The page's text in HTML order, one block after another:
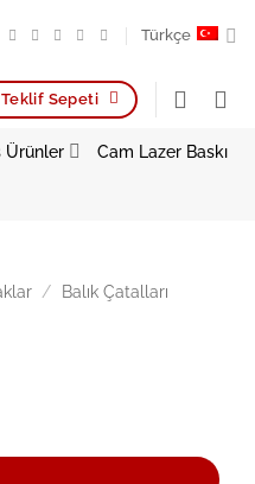
Türkçe
Teklif Sepeti
Ürünler Cam Lazer Baskı
/ Balık Çatalları